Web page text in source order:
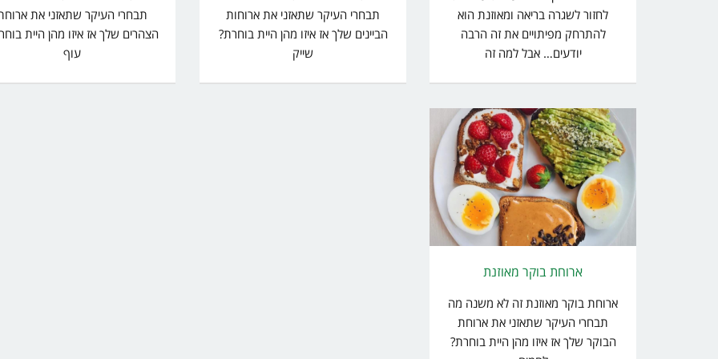
לחזור לשגרה בריאה ומאוזנת הוא
להתרחק מפיתויים את זה הרבה
יודעים… אבל למה זה
תבחרי העיקר שתאזני את ארוחות
הביינים שלך אז איזו מהן היית בוחרת?
שייק
תבחרי העיקר שתאזני את
הצהרים שלך אז איזו מהן היית
עוף
ארוחת בוקר מאוזנת
ארוחת בוקר מאוזנת זה לא משנה מה
תבחרי העיקר שתאזני את ארוחת
הבוקר שלך אז איזו מהן היית בוחרת?